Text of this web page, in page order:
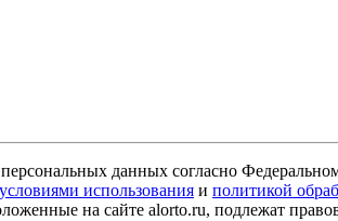
данных согласно
использования и политикой
на сайте alorto.ru, подлежат